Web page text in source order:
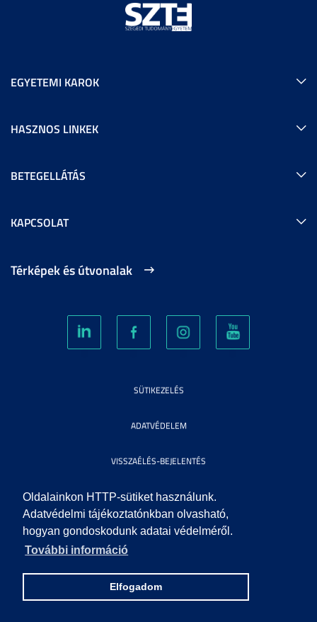
Oldalainkon HTTP-sütiket használunk.
Adatvédelmi tájékoztatónkban olvasható,
hogyan gondoskodunk adatai védelméről.
További információ
Elfogadom
EGYETEMI KAROK
HASZNOS LINKEK
BETEGELLÁTÁS
KAPCSOLAT
Térképek és útvonalak
SÜTIKEZELÉS
ADATVÉDELEM
VISSZAÉLÉS-BEJELENTÉS
KÖZÉRDEKŰ ADATOK
IMPRESSZUM